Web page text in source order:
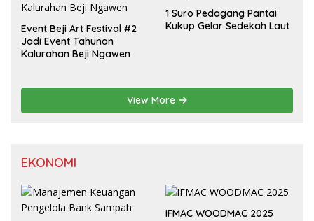
Event Beji Art Festival #2
Jadi Event Tahunan
Kalurahan Beji Ngawen
1 Suro Pedagang Pantai
Kukup Gelar Sedekah Laut
View More
EKONOMI
IFMAC WOODMAC 2025